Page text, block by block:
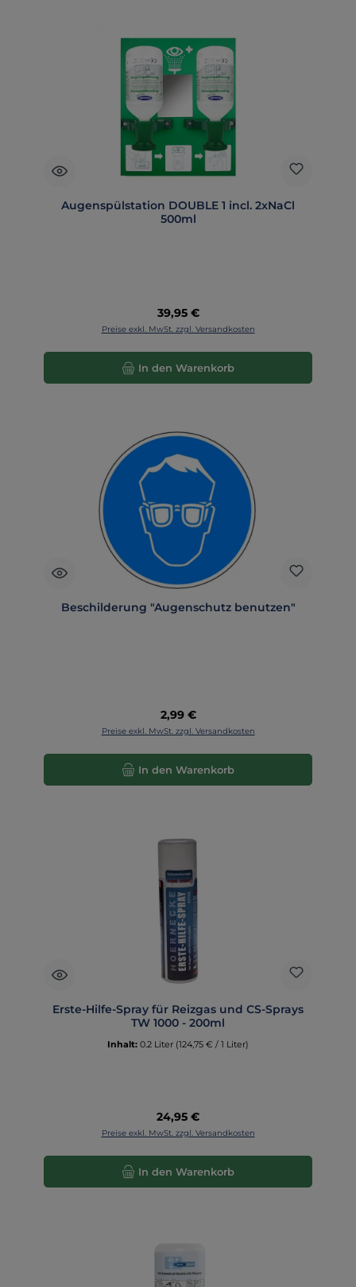
Augenspülstation DOUBLE 1 incl. 2xNaCl
500ml
Regulärer Preis:
39,95 €
Preise exkl. MwSt. zzgl. Versandkosten
In den Warenkorb
Beschilderung "Augenschutz benutzen"
Regulärer Preis:
2,99 €
Preise exkl. MwSt. zzgl. Versandkosten
In den Warenkorb
Erste-Hilfe-Spray für Reizgas und CS-Sprays
TW 1000 - 200ml
Inhalt: 0.2 Liter (124,75 € / 1 Liter)
Regulärer Preis:
24,95 €
Preise exkl. MwSt. zzgl. Versandkosten
In den Warenkorb